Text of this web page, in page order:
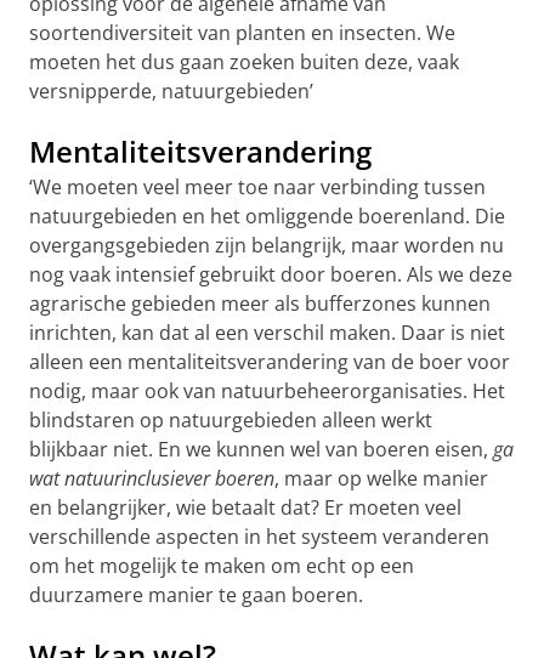
soortendiversiteit van planten en insecten. We
moeten het dus gaan zoeken buiten deze, vaak
versnipperde, natuurgebieden’
Mentaliteitsverandering
‘We moeten veel meer toe naar verbinding tussen
natuurgebieden en het omliggende boerenland. Die
overgangsgebieden zijn belangrijk, maar worden nu
nog vaak intensief gebruikt door boeren. Als we deze
agrarische gebieden meer als bufferzones kunnen
inrichten, kan dat al een verschil maken. Daar is niet
alleen een mentaliteitsverandering van de boer voor
nodig, maar ook van natuurbeheerorganisaties. Het
blindstaren op natuurgebieden alleen werkt
blijkbaar niet. En we kunnen wel van boeren eisen, ga
wat natuurinclusiever boeren, maar op welke manier
en belangrijker, wie betaalt dat? Er moeten veel
verschillende aspecten in het systeem veranderen
om het mogelijk te maken om echt op een
duurzamere manier te gaan boeren.